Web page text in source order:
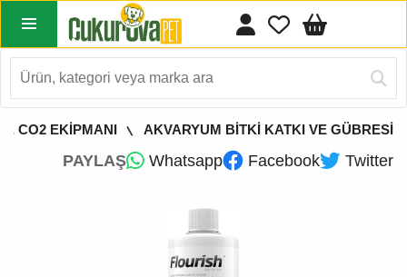
CO2 EKİPMANI AKVARYUM BİTKİ KATKI VE GÜBRESİ
PAYLAŞ Whatsapp Facebook Twitter